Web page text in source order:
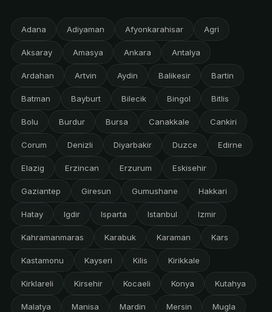
Adana Adiyaman Afyonkarahisar Agri
Aksaray Amasya Ankara Antalya
Ardahan Artvin Aydin Balikesir Bartin
Batman Bayburt Bilecik Bingol Bitlis
Bolu Burdur Bursa Canakkale Cankiri
Corum Denizli Diyarbakir Duzce Edirne
Elazig Erzincan Erzurum Eskisehir
Gaziantep Giresun Gumushane Hakkari
Hatay Igdir Isparta Istanbul Izmir
Kahramanmaras Karabuk Karaman Kars
Kastamonu Kayseri Kilis Kirikkale
Kirklareli Kirsehir Kocaeli Konya Kutahya
Malatya Manisa Mardin Mersin Mugla